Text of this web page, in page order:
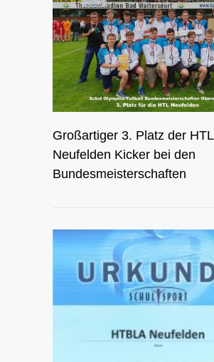
Großartiger 3. Platz der HTL
Neufelden Kicker bei den
Bundesmeisterschaften